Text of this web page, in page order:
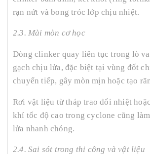
rạn nứt và bong tróc lớp chịu nhiệt.
2.3. Mài mòn cơ học
Dòng clinker quay liên tục trong lò
gạch chịu lửa, đặc biệt tại vùng đốt
chuyển tiếp, gây mòn mịn hoặc tạo
Rơi vật liệu từ tháp trao đổi nhiệt
khí tốc độ cao trong cyclone cũng
lửa nhanh chóng.
2.4. Sai sót trong thi công và vật liệu